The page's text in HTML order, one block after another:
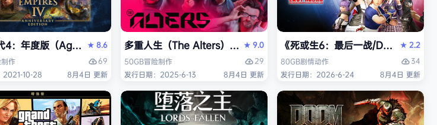
Human: Reloaded Edition）免安装中文版
4：年度版（Age of Empires IV: Anniversary Edition）免安装中文版
★8.6
制作
69
2021-10-28
8月4日 更新
多重人生（The Alters）免安装中文版
★9.0
50GB冒险制作
29
发行日期：2025-6-13
8月4日 更新
《死或生6：最后一战/DEAD OR
★2.2
80GB剧情动作
34
发行日期：2026-6-24
8月4日 更新